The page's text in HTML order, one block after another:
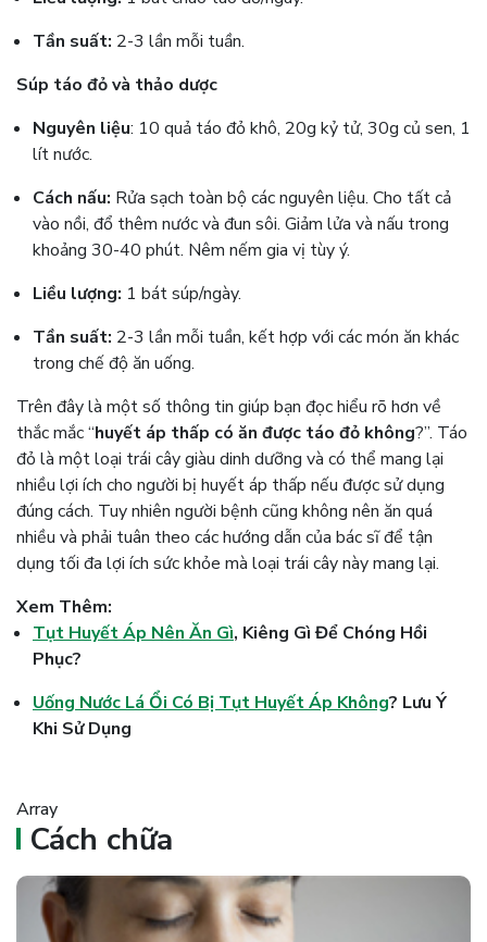
Tần suất: 2-3 lần mỗi tuần.
Súp táo đỏ và thảo dược
Nguyên liệu: 10 quả táo đỏ khô, 20g kỷ tử, 30g củ sen, 1
lít nước.
Cách nấu: Rửa sạch toàn bộ các nguyên liệu. Cho tất cả
vào nồi, đổ thêm nước và đun sôi. Giảm lửa và nấu trong
khoảng 30-40 phút. Nêm nếm gia vị tùy ý.
Liều lượng: 1 bát súp/ngày.
Tần suất: 2-3 lần mỗi tuần, kết hợp với các món ăn khác
trong chế độ ăn uống.
Trên đây là một số thông tin giúp bạn đọc hiểu rõ hơn về
thắc mắc “huyết áp thấp có ăn được táo đỏ không?”. Táo
đỏ là một loại trái cây giàu dinh dưỡng và có thể mang lại
nhiều lợi ích cho người bị huyết áp thấp nếu được sử dụng
đúng cách. Tuy nhiên người bệnh cũng không nên ăn quá
nhiều và phải tuân theo các hướng dẫn của bác sĩ để tận
dụng tối đa lợi ích sức khỏe mà loại trái cây này mang lại.
Xem Thêm:
Tụt Huyết Áp Nên Ăn Gì, Kiêng Gì Để Chóng Hồi
Phục?
Uống Nước Lá Ổi Có Bị Tụt Huyết Áp Không? Lưu Ý
Khi Sử Dụng
Array
Cách chữa